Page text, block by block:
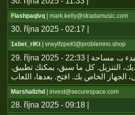
Flashpaqlvq | mark.kelly@stradamusic.com
30. října 2025 - 02:17 |
1xbet_riKt | vrwylfzpeKt@problemno.shop
29. října 2025 - 22:33 | يعتبر تطبيق هو. سهلة. لتحقيق، ينبغي. البدء بـ، مساحة
التنزيل. كل ما سبق، يمكنك تطبيق.
Marshallzhd | invest@securespace.com
28. října 2025 - 09:18 |